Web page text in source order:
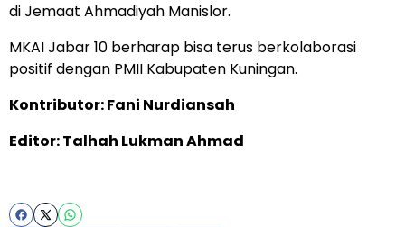
di Jemaat Ahmadiyah Manislor.
MKAI Jabar 10 berharap bisa terus berkolaborasi
positif dengan PMII Kabupaten Kuningan.
Kontributor: Fani Nurdiansah
Editor: Talhah Lukman Ahmad